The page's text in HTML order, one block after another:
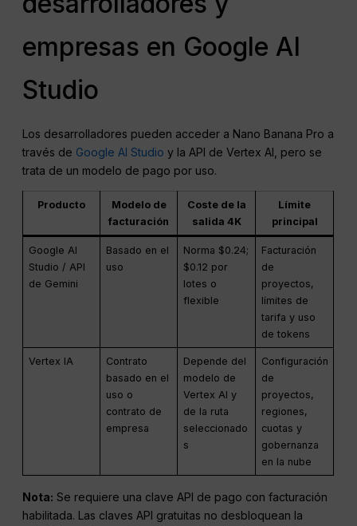
empresas en Google AI
Studio
Los desarrolladores pueden acceder a Nano Banana Pro a
través de Google AI Studio y la API de Vertex AI, pero se
trata de un modelo de pago por uso.
Producto
Modelo de
facturación
Coste de la
salida 4K
Límite
principal
Google AI
Studio / API
de Gemini
Basado en el
uso
Norma $0.24;
$0.12 por
lotes o
flexible
Facturación
de
proyectos,
límites de
tarifa y uso
de tokens
Vertex IA
Contrato
basado en el
uso o
contrato de
empresa
Depende del
modelo de
Vertex AI y
de la ruta
seleccionado
s
Configuración
de
proyectos,
regiones,
cuotas y
gobernanza
en la nube
Nota: Se requiere una clave API de pago con facturación
habilitada. Las claves API gratuitas no desbloquean la